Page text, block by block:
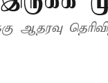
ஆதரவு